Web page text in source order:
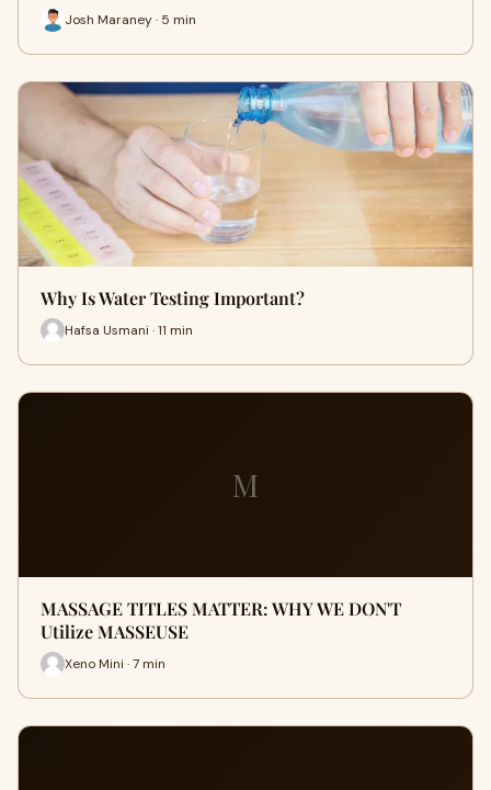
Josh Maraney · 5 min
Why Is Water Testing Important?
Hafsa Usmani · 11 min
M
MASSAGE TITLES MATTER: WHY WE DON'T
Utilize MASSEUSE
Xeno Mini · 7 min